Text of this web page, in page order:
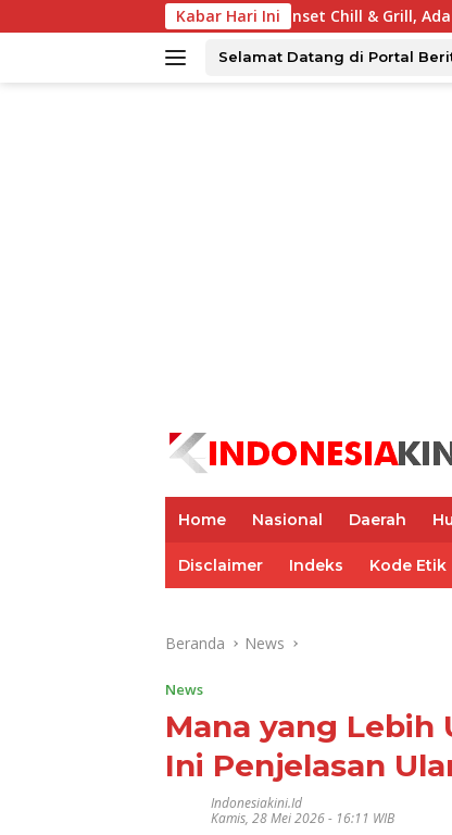
ke
Kabar Hari Ini
Tawarkan Sunset Chill & Grill, Ada BBQ dan Live
Selamat Datang di Portal
Home Nasional Daerah
Disclaimer Indeks Kode Etik
Beranda News
News
Mana yang Lebih
Ini Penjelasan
Indonesiakini.id
Kamis, 28 Mei 2026 - 16:11 WIB